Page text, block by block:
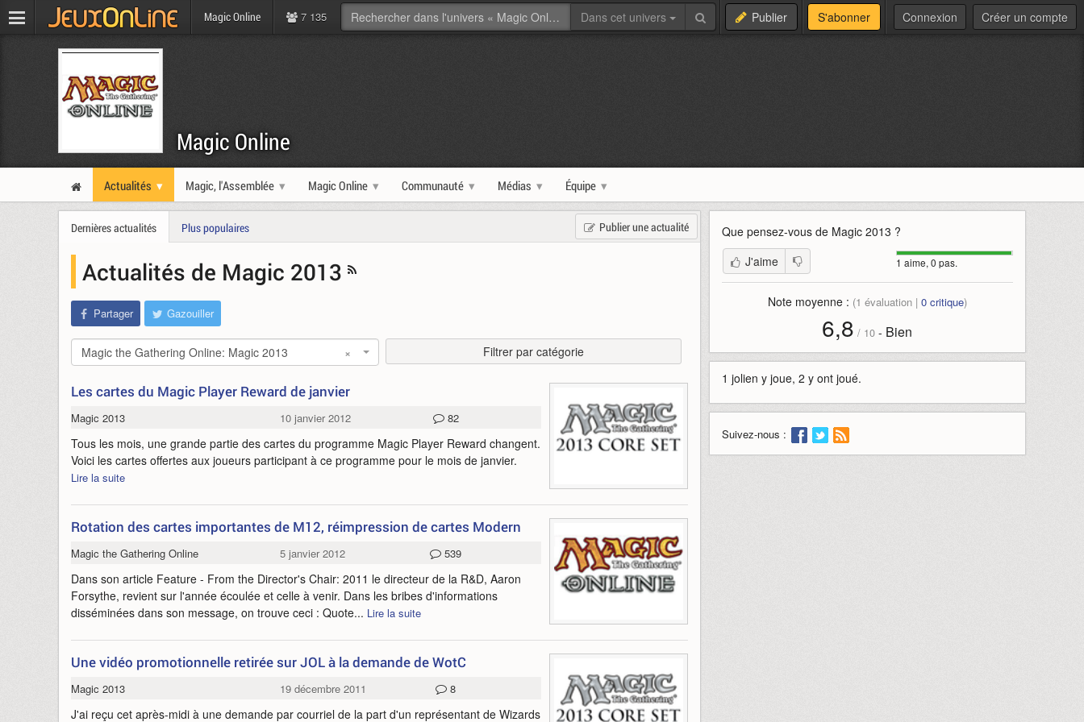
Magic Online 7 135 Dans cet univers Publier S'abonner Connexion Créer un compte
Magic Online
Actualités Magic, l'Assemblée Magic Online Communauté Médias Équipe
Publier une actualité
Dernières actualités Plus populaires
Actualités de Magic 2013
Partager Gazouiller
×
Magic the Gathering Online: Magic 2013 Filtrer par catégorie
Les cartes du Magic Player Reward de janvier
Magic 2013 10 janvier 2012 82
Tous les mois, une grande partie des cartes du programme Magic Player Reward changent.
Voici les cartes offertes aux joueurs participant à ce programme pour le mois de janvier.
Lire la suite
Rotation des cartes importantes de M12, réimpression de cartes Modern
Magic the Gathering Online 5 janvier 2012 539
Dans son article Feature - From the Director's Chair: 2011 le directeur de la R&D, Aaron
Forsythe, revient sur l'année écoulée et celle à venir. Dans les bribes d'informations
disséminées dans son message, on trouve ceci : Quote... Lire la suite
Une vidéo promotionnelle retirée sur JOL à la demande de WotC
Magic 2013 19 décembre 2011 8
J'ai reçu cet après-midi à une demande par courriel de la part d'un représentant de Wizards
Que pensez-vous de Magic 2013 ?
1 aime, 0 pas.
J'aime
Note moyenne : (1 évaluation | 0critique)
6,8 / 10 - Bien
1 jolien y joue, 2 y ont joué.
Suivez-nous :